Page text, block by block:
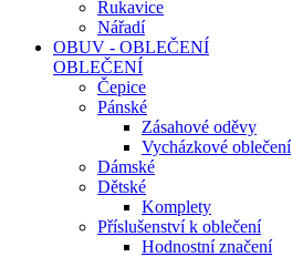
Rukavice
Nářadí
OBUV - OBLEČENÍ
OBLEČENÍ
Čepice
Pánské
Zásahové oděvy
Vycházkové oblečení
Dámské
Dětské
Komplety
Příslušenství k oblečení
Hodnostní značení